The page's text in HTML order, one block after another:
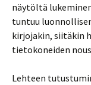
näytöltä
tuntuu
kirjojakin, siitäkin
tietokoneiden
Lehteen